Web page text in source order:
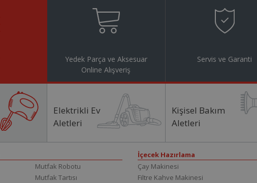
Yedek Parça ve Aksesuar
Online Alışveriş
Servis ve Garanti
Elektrikli Ev
Aletleri
Kişisel Bakım
Aletleri
Mutfak Robotu
Mutfak Tartısı
İçecek Hazırlama
Çay Makinesi
Filtre Kahve Makinesi